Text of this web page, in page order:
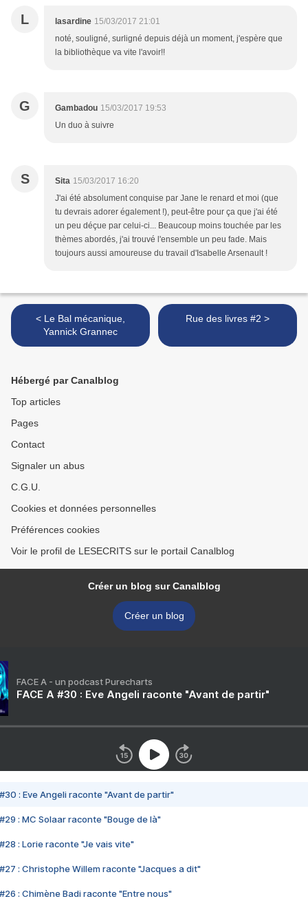
L lasardine 15/03/2017 21:01
noté, souligné, surligné depuis déjà un moment, j'espère que
la bibliothèque va vite l'avoir!!
G Gambadou 15/03/2017 19:53
Un duo à suivre
S Sita 15/03/2017 16:20
J'ai été absolument conquise par Jane le renard et moi (que
tu devrais adorer également !), peut-être pour ça que j'ai été
un peu déçue par celui-ci... Beaucoup moins touchée par les
thèmes abordés, j'ai trouvé l'ensemble un peu fade. Mais
toujours aussi amoureuse du travail d'Isabelle Arsenault !
< Le Bal mécanique,
Yannick Grannec
Rue des livres #2 >
Hébergé par Canalblog
Top articles
Pages
Contact
Signaler un abus
C.G.U.
Cookies et données personnelles
Préférences cookies
Voir le profil de LESECRITS sur le portail Canalblog
Créer un blog sur Canalblog
Créer un blog
FACE A - un podcast Purecharts
FACE A #30 : Eve Angeli raconte "Avant de partir"
#30 : Eve Angeli raconte "Avant de partir"
#29 : MC Solaar raconte "Bouge de là"
#28 : Lorie raconte "Je vais vite"
#27 : Christophe Willem raconte "Jacques a dit"
#26 : Chimène Badi raconte "Entre nous"